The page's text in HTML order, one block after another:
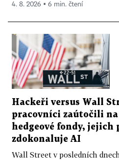
4. 8. 2026 ▪ 6 min. čtení
Hackeři versus Wall
pracovníci zaútočili
hedgeové fondy,
zdokonaluje AI
Wall Street v posledních